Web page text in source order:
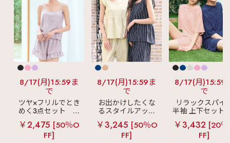
8/17(月)15:59ま
で
ツヤ×フリルでとき
めく3点セット
シ
ルキー ショートパ
ンツ 3点セット
￥2,475 [50％O
FF]
8/17(月)15:59ま
で
お出かけしたくな
るスタイルアップ
見え
ストライプ
フリル ロングパン
ツ 綿混 上下セット
￥3,245 [50％O
FF]
8/17(月)15:59
で
リラックスパイ
半袖 上下セット
女兼用サイズ)
￥3,432 [20
FF]